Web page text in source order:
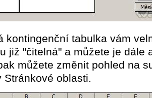
kontingenční tabulka vám
již "čitelná" a můžete je dále
můžete změnit pohled na
Stránkové oblasti.